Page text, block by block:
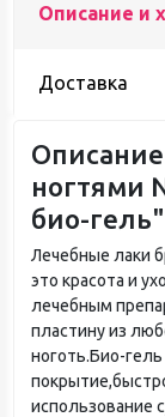
Описание и
Доставка
Описание
ногтями
био-
Лечебные лаки
это красота и
лечебным
пластину из
ноготь.Био-
использование